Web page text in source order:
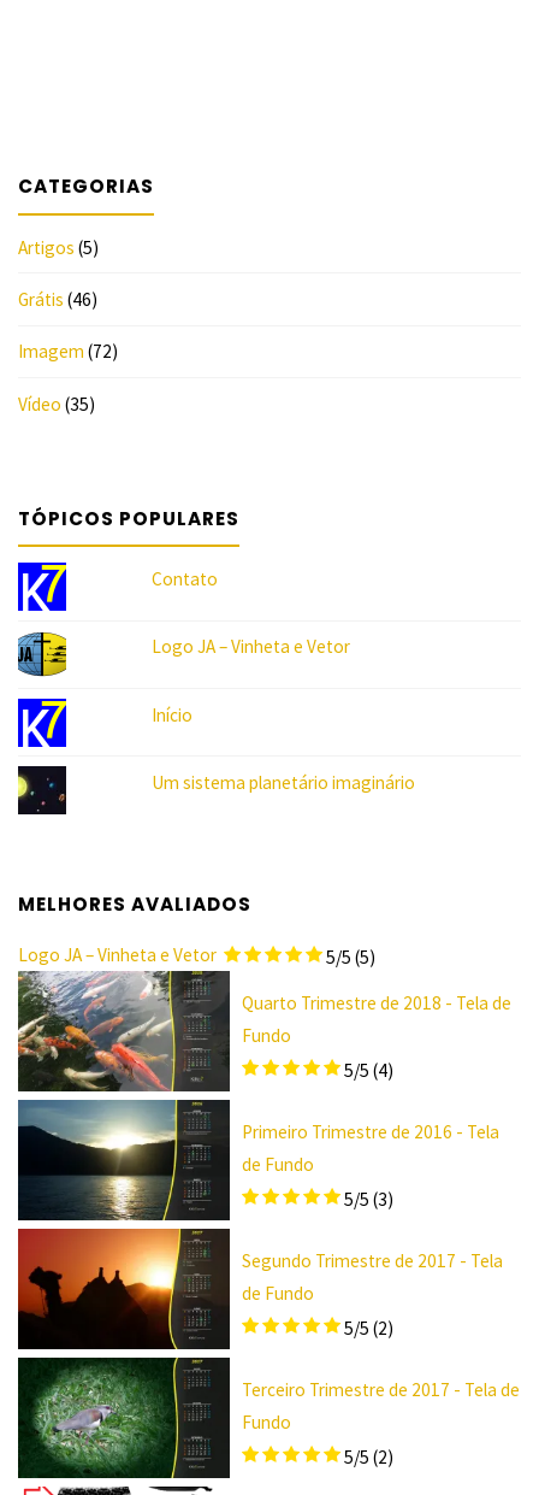
CATEGORIAS
Artigos (5)
Grátis (46)
Imagem (72)
Vídeo (35)
TÓPICOS POPULARES
Contato
Logo JA – Vinheta e Vetor
Início
Um sistema planetário imaginário
MELHORES AVALIADOS
Logo JA – Vinheta e Vetor 5/5 (5)
Quarto Trimestre de 2018 - Tela de
Fundo
5/5 (4)
Primeiro Trimestre de 2016 - Tela
de Fundo
5/5 (3)
Segundo Trimestre de 2017 - Tela
de Fundo
5/5 (2)
Terceiro Trimestre de 2017 - Tela de
Fundo
5/5 (2)